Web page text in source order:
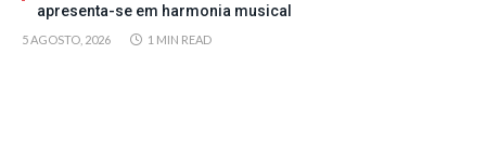
apresenta-se em harmonia musical
5 AGOSTO, 2026 1 MIN READ